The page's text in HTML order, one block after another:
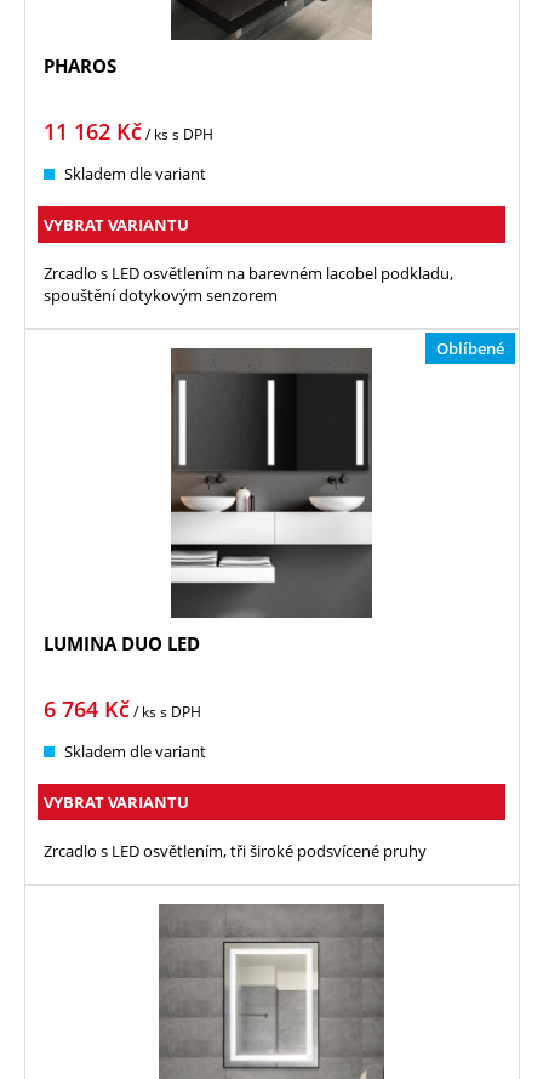
PHAROS
11 162 Kč/ kss DPH
Skladem dle variant
VYBRAT VARIANTU
Zrcadlo s LED osvětlením na barevném lacobel podkladu,
spouštění dotykovým senzorem
Oblíbené
LUMINA DUO LED
6 764 Kč/ kss DPH
Skladem dle variant
VYBRAT VARIANTU
Zrcadlo s LED osvětlením, tři široké podsvícené pruhy